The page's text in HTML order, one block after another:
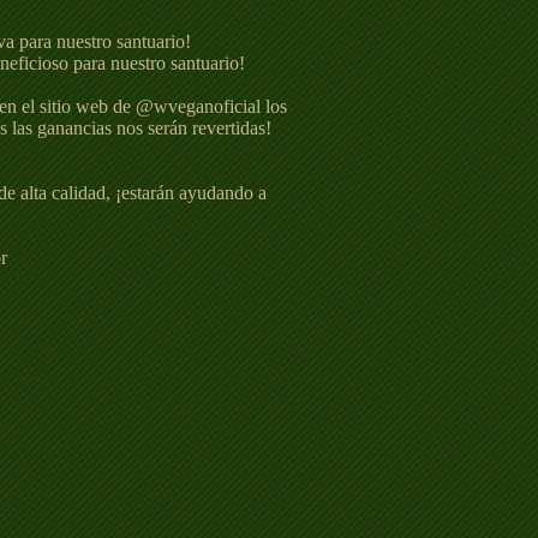
para nuestro santuario!
para nuestro santuario!
el sitio web de @wveganoficial los
las ganancias nos serán revertidas!
alta calidad, ¡estarán ayudando a